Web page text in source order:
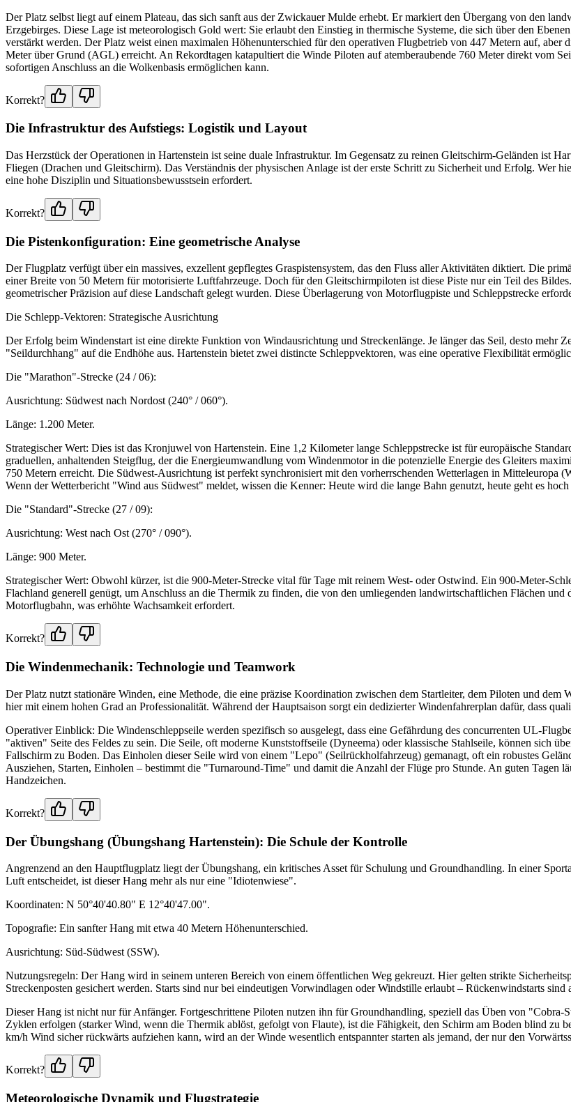
Der Platz selbst liegt auf einem Plateau, das sich sanft aus der Zwickauer Mulde erhebt. Er markiert den Übergang von den
Erzgebirges. Diese Lage ist meteorologisch Gold wert: Sie erlaubt den Einstieg in thermische Systeme, die sich über den
verstärkt werden. Der Platz weist einen maximalen Höhenunterschied für den operativen Flugbetrieb von 447 Metern auf,
Meter über Grund (AGL) erreicht. An Rekordtagen katapultiert die Winde Piloten auf atemberaubende 760 Meter direkt vom
sofortigen Anschluss an die Wolkenbasis ermöglichen kann.
Korrekt?
Die Infrastruktur des Aufstiegs: Logistik und Layout
Das Herzstück der Operationen in Hartenstein ist seine duale Infrastruktur. Im Gegensatz zu reinen Gleitschirm-Geländen ist
Fliegen (Drachen und Gleitschirm). Das Verständnis der physischen Anlage ist der erste Schritt zu Sicherheit und Erfolg. Wer
eine hohe Disziplin und Situationsbewusstsein erfordert.
Korrekt?
Die Pistenkonfiguration: Eine geometrische Analyse
Der Flugplatz verfügt über ein massives, exzellent gepflegtes Graspistensystem, das den Fluss aller Aktivitäten diktiert. Die
einer Breite von 50 Metern für motorisierte Luftfahrzeuge. Doch für den Gleitschirmpiloten ist diese Piste nur ein Teil des
geometrischer Präzision auf diese Landschaft gelegt wurden. Diese Überlagerung von Motorflugpiste und Schleppstrecke
Die Schlepp-Vektoren: Strategische Ausrichtung
Der Erfolg beim Windenstart ist eine direkte Funktion von Windausrichtung und Streckenlänge. Je länger das Seil, desto mehr
"Seildurchhang" auf die Endhöhe aus. Hartenstein bietet zwei distincte Schleppvektoren, was eine operative Flexibilität
Die "Marathon"-Strecke (24 / 06):
Ausrichtung: Südwest nach Nordost (240° / 060°).
Länge: 1.200 Meter.
Strategischer Wert: Dies ist das Kronjuwel von Hartenstein. Eine 1,2 Kilometer lange Schleppstrecke ist für europäische
graduellen, anhaltenden Steigflug, der die Energieumwandlung vom Windenmotor in die potenzielle Energie des Gleiters
750 Metern erreicht. Die Südwest-Ausrichtung ist perfekt synchronisiert mit den vorherrschenden Wetterlagen in Mitteleuropa
Wenn der Wetterbericht "Wind aus Südwest" meldet, wissen die Kenner: Heute wird die lange Bahn genutzt, heute geht es hoch
Die "Standard"-Strecke (27 / 09):
Ausrichtung: West nach Ost (270° / 090°).
Länge: 900 Meter.
Strategischer Wert: Obwohl kürzer, ist die 900-Meter-Strecke vital für Tage mit reinem West- oder Ostwind. Ein 900-Meter-
Flachland generell genügt, um Anschluss an die Thermik zu finden, die von den umliegenden landwirtschaftlichen Flächen
Motorflugbahn, was erhöhte Wachsamkeit erfordert.
Korrekt?
Die Windenmechanik: Technologie und Teamwork
Der Platz nutzt stationäre Winden, eine Methode, die eine präzise Koordination zwischen dem Startleiter, dem Piloten und
hier mit einem hohen Grad an Professionalität. Während der Hauptsaison sorgt ein dedizierter Windenfahrerplan dafür, dass
Operativer Einblick: Die Windenschleppseile werden spezifisch so ausgelegt, dass eine Gefährdung des concurrenten UL-
"aktiven" Seite des Feldes zu sein. Die Seile, oft moderne Kunststoffseile (Dyneema) oder klassische Stahlseile, können sich
Fallschirm zu Boden. Das Einholen dieser Seile wird von einem "Lepo" (Seilrückholfahrzeug) gemanagt, oft ein robustes
Ausziehen, Starten, Einholen – bestimmt die "Turnaround-Time" und damit die Anzahl der Flüge pro Stunde. An guten Tagen
Handzeichen.
Korrekt?
Der Übungshang (Übungshang Hartenstein): Die Schule der Kontrolle
Angrenzend an den Hauptflugplatz liegt der Übungshang, ein kritisches Asset für Schulung und Groundhandling. In einer
Luft entscheidet, ist dieser Hang mehr als nur eine "Idiotenwiese".
Koordinaten: N 50°40'40.80" E 12°40'47.00".
Topografie: Ein sanfter Hang mit etwa 40 Metern Höhenunterschied.
Ausrichtung: Süd-Südwest (SSW).
Nutzungsregeln: Der Hang wird in seinem unteren Bereich von einem öffentlichen Weg gekreuzt. Hier gelten strikte
Streckenposten gesichert werden. Starts sind nur bei eindeutigen Vorwindlagen oder Windstille erlaubt – Rückenwindstarts
Dieser Hang ist nicht nur für Anfänger. Fortgeschrittene Piloten nutzen ihn für Groundhandling, speziell das Üben von
Zyklen erfolgen (starker Wind, wenn die Thermik ablöst, gefolgt von Flaute), ist die Fähigkeit, den Schirm am Boden blind zu
km/h Wind sicher rückwärts aufziehen kann, wird an der Winde wesentlich entspannter starten als jemand, der nur den
Korrekt?
Meteorologische Dynamik und Flugstrategie